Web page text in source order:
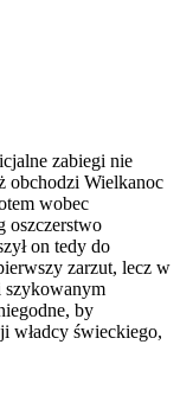
zabiegi nie
obchodzi Wielkanoc
wobec
oszczerstwo
on tedy do
zarzut, lecz w
szykowanym
by
władcy świeckiego,